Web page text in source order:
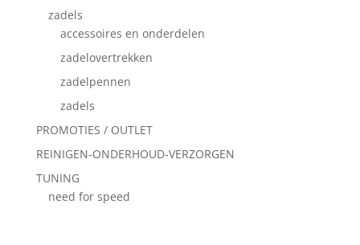
zadels
accessoires en onderdelen
zadelovertrekken
zadelpennen
zadels
PROMOTIES / OUTLET
REINIGEN-ONDERHOUD-VERZORGEN
TUNING
need for speed